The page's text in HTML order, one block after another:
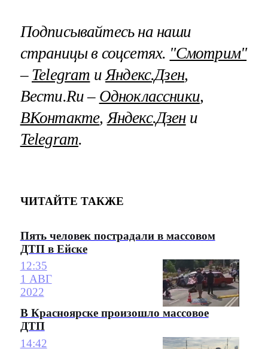
Подписывайтесь на наши
страницы в соцсетях. "Смотрим"
– Telegram и Яндекс.Дзен,
Вести.Ru – Одноклассники,
ВКонтакте, Яндекс.Дзени
Telegram.
ЧИТАЙТЕ ТАКЖЕ
Пять человек пострадали в массовом
ДТП в Ейске
12:35
1 АВГ
2022
В Красноярске произошло массовое
ДТП
14:42